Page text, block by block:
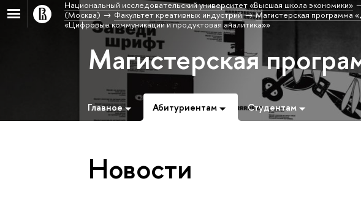
Национальный исследовательский университет «Высшая школа экономики»
(Москва)
Факультет креативных индустрий Магистерская программа
«Цифровые коммуникации и продуктовая аналитика»»
Магистерская
Главное Абитуриентам Студентам
Новости